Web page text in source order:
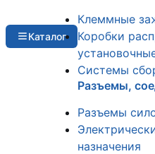
Каталог
Клеммные
Коробки
Системы
Разъемы,
Разъемы
назначения